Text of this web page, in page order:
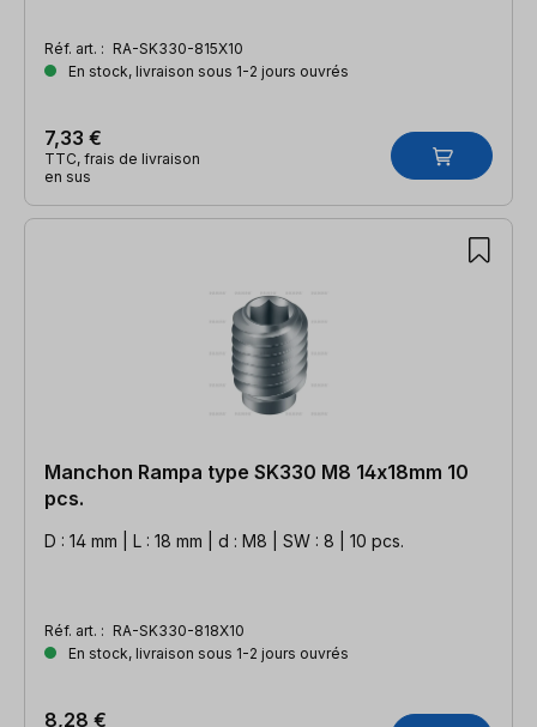
Réf. art. : RA-SK330-815X10
En stock, livraison sous 1-2 jours ouvrés
7,33 €
TTC, frais de livraison
en sus
Manchon Rampa type SK330 M8 14x18mm 10
pcs.
D : 14 mm | L : 18 mm | d : M8 | SW : 8 | 10 pcs.
Réf. art. : RA-SK330-818X10
En stock, livraison sous 1-2 jours ouvrés
8,28 €